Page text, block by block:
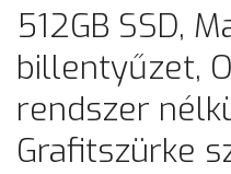
512GB SSD,
billentyűzet,
rendszer
Grafitszürke